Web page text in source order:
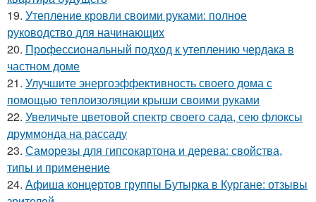
19. Утепление кровли своими руками: полное
руководство для начинающих
20. Профессиональный подход к утеплению чердака в
частном доме
21. Улучшите энергоэффективность своего дома с
помощью теплоизоляции крыши своими руками
22. Увеличьте цветовой спектр своего сада, сею флоксы
друммонда на рассаду
23. Саморезы для гипсокартона и дерева: свойства,
типы и применение
24. Афиша концертов группы Бутырка в Кургане: отзывы